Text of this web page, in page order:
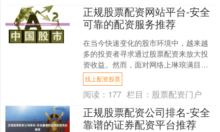
正规股票配资网站平台-安全
可靠的配资服务推荐
在当今快速变化的股市环境中，越来越
多的投资者寻求通过股票配资来放大投
资收益。然而，面对网络上琳琅满目的
配资平台，如何选择一个**正规、安全、
可靠**的股票配资网....
线上配资股票
阅读： 177 栏目： 股票配资门户
正规股票配资公司排名-安全
靠谱的证券配资平台推荐